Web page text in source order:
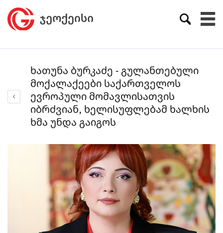
ხათუნა ბურკაძე - გულანთებული
მოქალაქეები საქართველოს
ევროპული მომავლისათვის
იბრძვიან, ხელისუფლებამ ხალხის
ხმა უნდა გაიგოს